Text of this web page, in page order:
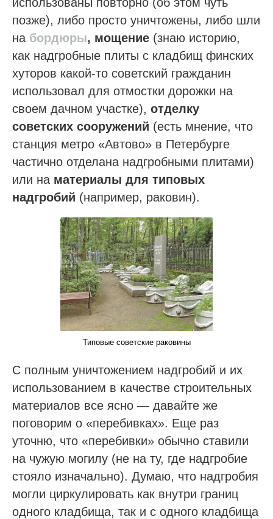
позже), либо просто уничтожены, либо шли
на бордюры, мощение (знаю историю,
как надгробные плиты с кладбищ финских
хуторов какой-то советский гражданин
использовал для отмостки дорожки на
своем дачном участке), отделку
советских сооружений (есть мнение, что
станция метро «Автово» в Петербурге
частично отделана надгробными плитами)
или на материалы для типовых
надгробий (например, раковин).
Типовые советские раковины
С полным уничтожением надгробий и их
использованием в качестве строительных
материалов все ясно — давайте же
поговорим о «перебивках». Еще раз
уточню, что «перебивки» обычно ставили
на чужую могилу (не на ту, где надгробие
стояло изначально). Думаю, что надгробия
могли циркулировать как внутри границ
одного кладбища, так и с одного кладбища